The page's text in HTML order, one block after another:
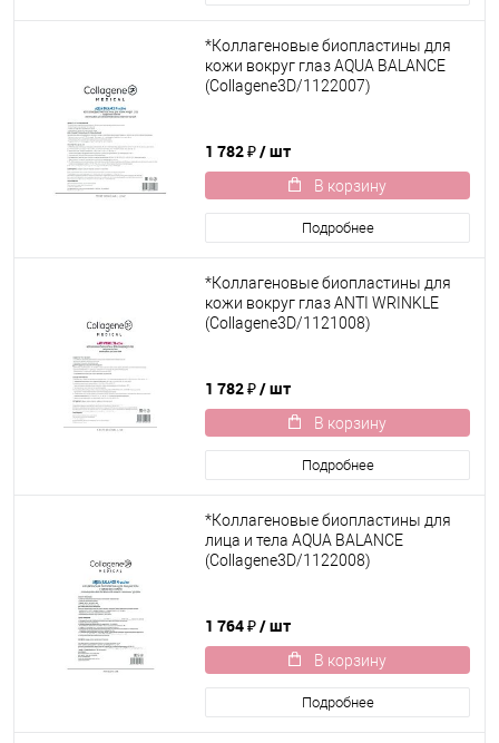
*Коллагеновые биопластины для
кожи вокруг глаз AQUA BALANCE
(Collagene3D/1122007)
1 782 ₽/ шт
В корзину
Подробнее
*Коллагеновые биопластины для
кожи вокруг глаз ANTI WRINKLE
(Collagene3D/1121008)
1 782 ₽/ шт
В корзину
Подробнее
*Коллагеновые биопластины для
лица и тела AQUA BALANCE
(Collagene3D/1122008)
1 764 ₽/ шт
В корзину
Подробнее